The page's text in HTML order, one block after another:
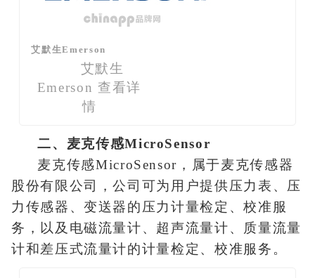
艾默生Emerson
艾默生
Emerson 查看详
情
二、麦克传感MicroSensor
麦克传感MicroSensor，属于麦克传感器
股份有限公司，公司可为用户提供压力表、压
力传感器、变送器的压力计量检定、校准服
务，以及电磁流量计、超声流量计、质量流量
计和差压式流量计的计量检定、校准服务。